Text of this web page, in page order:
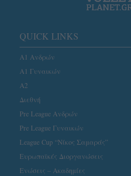
QUICK LINKS
Α1 Ανδρών
Α1 Γυναικών
A2
Διεθνή
Pre League Ανδρών
Pre League Γυναικών
League Cup “Νίκος Σαμαράς”
Ευρωπαϊκές Διοργανώσεις
Ενώσεις – Ακαδημίες